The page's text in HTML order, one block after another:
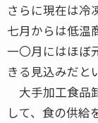
さらに現在は冷
七月からは低温
一〇月にはほぼ
きる見込みだと
大手加工食品
して、食の供給